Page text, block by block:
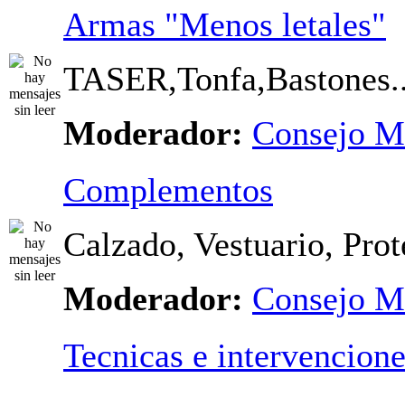
Armas "Menos letales"
Moderador: Consejo
Complementos
Calzado, Vestuario,
Moderador: Consejo
Tecnicas e